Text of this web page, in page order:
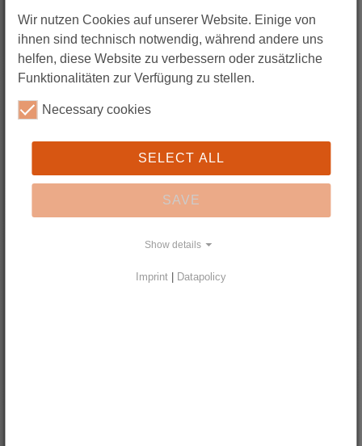
spannende Serien auf Facebook,
Wir nutzen Cookies auf unserer Website. Einige von
ihnen sind technisch notwendig, während andere uns
helfen, diese Website zu verbessern oder zusätzliche
Funktionalitäten zur Verfügung zu stellen.
Necessary cookies
SELECT ALL
SAVE
Show details
Imprint | Datapolicy